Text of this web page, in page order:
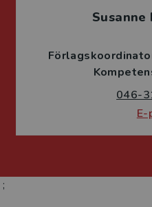
046-
E-
;